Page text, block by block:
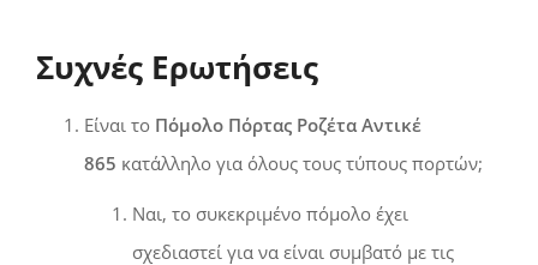
Συχνές Ερωτήσεις
Είναι το Πόμολο Πόρτας Ροζέτα Αντικέ
865 κατάλληλο για όλους τους τύπους πορτών;
Ναι, το συκεκριμένο πόμολο έχει
σχεδιαστεί για να είναι συμβατό με τις